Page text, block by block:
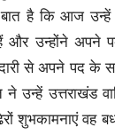
है कि आज उन्हें
और उन्होंने अपने
से अपने पद के
उन्हें उत्तराखंड
शुभकामनाएं वह